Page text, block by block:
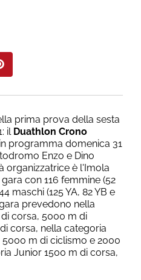
prima prova della sesta
il Duathlon Crono
programma domenica 31
Enzo e Dino
organizzatrice è l'Imola
con 116 femmine (52
maschi (125 YA, 82 YB e
prevedono nella
corsa, 5000 m di
corsa, nella categoria
m di ciclismo e 2000
Junior 1500 m di corsa,